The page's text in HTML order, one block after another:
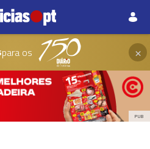
para os ×
PUB